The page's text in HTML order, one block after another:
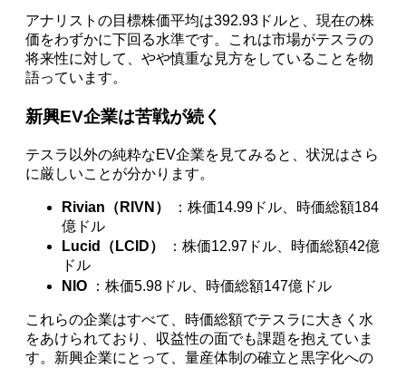
アナリストの目標株価平均は392.93ドルと、現在の株
価をわずかに下回る水準です。これは市場がテスラの
将来性に対して、やや慎重な見方をしていることを物
語っています。
新興EV企業は苦戦が続く
テスラ以外の純粋なEV企業を見てみると、状況はさら
に厳しいことが分かります。
Rivian（RIVN）
：株価14.99ドル、時価総額184
億ドル
Lucid（LCID）
：株価12.97ドル、時価総額42億
ドル
NIO ：株価5.98ドル、時価総額147億ドル
これらの企業はすべて、時価総額でテスラに大きく水
をあけられており、収益性の面でも課題を抱えていま
す。新興企業にとって、量産体制の確立と黒字化への